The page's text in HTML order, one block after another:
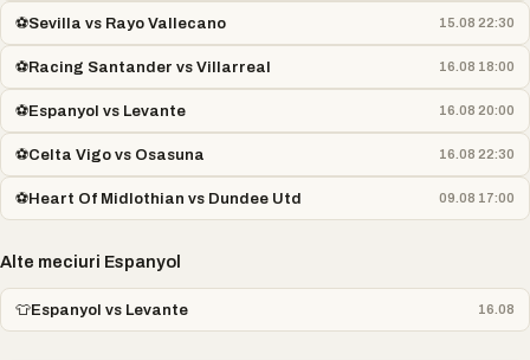
⚽Sevilla vs Rayo Vallecano 15.08 22:30
⚽Racing Santander vs Villarreal 16.08 18:00
⚽Espanyol vs Levante 16.08 20:00
⚽Celta Vigo vs Osasuna 16.08 22:30
⚽Heart Of Midlothian vs Dundee Utd 09.08 17:00
Alte meciuri Espanyol
👕Espanyol vs Levante 16.08